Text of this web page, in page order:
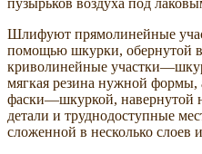
пузырьков воздуха под
Шлифуют прямолинейные
помощью шкурки, обернутой
криволинейные
мягкая резина нужной формы,
фаски—шкуркой, навернутой
детали и труднодоступные
сложенной в несколько слоев